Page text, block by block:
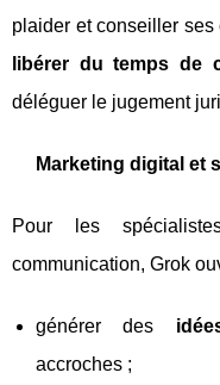
plaider et conseiller ses
libérer du temps de
déléguer le jugement
Marketing digital et
Pour les
communication, Grok
générer des
accroches ;